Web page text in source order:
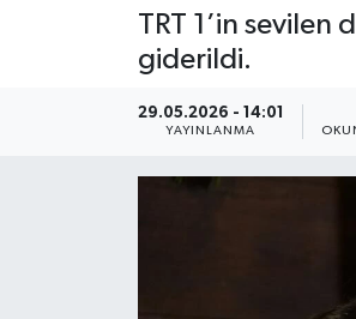
TRT 1’in sevilen
giderildi.
29.05.2026 - 14:01
YAYINLANMA
Son Dakika Haberleri
Haber Arşivi